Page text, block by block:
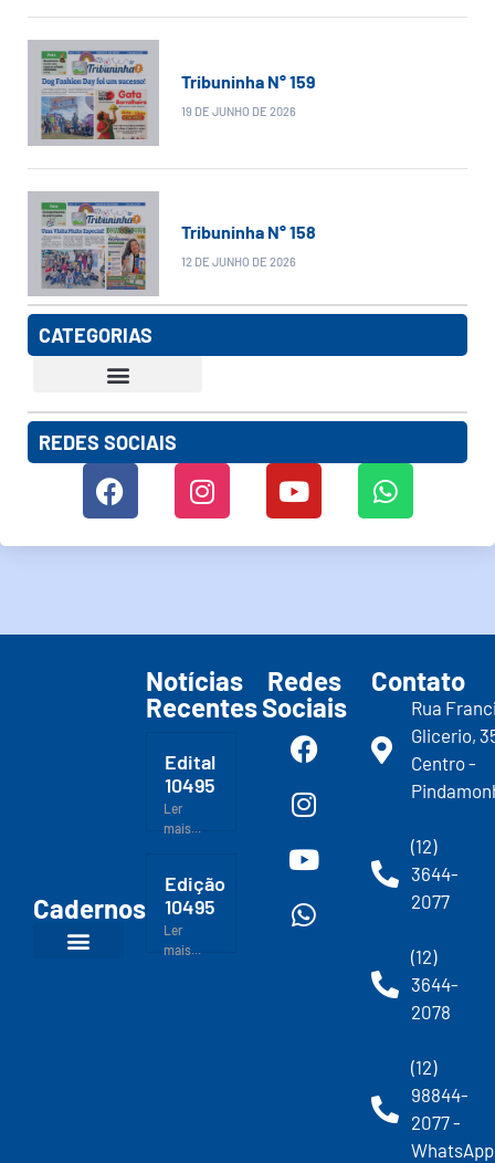
Tribuninha N° 159
19 DE JUNHO DE 2026
Tribuninha N° 158
12 DE JUNHO DE 2026
CATEGORIAS
REDES SOCIAIS
Cadernos
Notícias
Recentes
Edital
10495
Ler
mais...
Edição
10495
Ler
mais...
Redes
Sociais
Contato
Rua
Glicerio,
Centro -
(12)
3644-
2077
(12)
3644-
2078
(12)
98844-
2077 -
WhatsApp